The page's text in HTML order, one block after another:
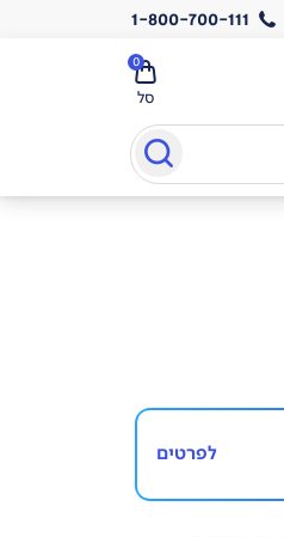
1-800-700-111
סל
0
לפרטים